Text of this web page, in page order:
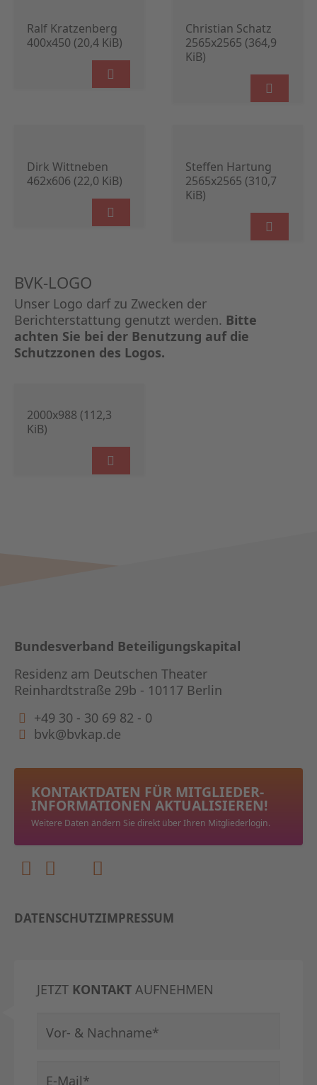
Ralf Kratzenberg
400x450 (20,4 KiB)
Christian Schatz
2565x2565 (364,9
KiB)
Dirk Wittneben
462x606 (22,0 KiB)
Steffen Hartung
2565x2565 (310,7
KiB)
BVK-LOGO
Unser Logo darf zu Zwecken der
Berichterstattung genutzt werden. Bitte
achten Sie bei der Benutzung auf die
Schutzzonen des Logos.
2000x988 (112,3
KiB)
Bundesverband Beteiligungskapital
Residenz am Deutschen Theater
Reinhardtstraße 29b - 10117 Berlin
+49 30 - 30 69 82 - 0
bvk@bvkap.de
KONTAKTDATEN FÜR MITGLIEDER­
INFORMATIONEN AKTUALISIEREN!
Weitere Daten ändern Sie direkt über Ihren Mitgliederlogin.
DATENSCHUTZIMPRESSUM
JETZT KONTAKT AUFNEHMEN
Pflichtfeld
Vor- & Nachname*
Pflichtfeld
E-Mail*